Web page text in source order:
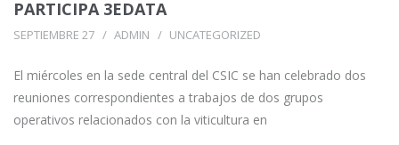
PARTICIPA 3EDATA
SEPTIEMBRE 27 ADMIN UNCATEGORIZED
El miércoles en la sede central del CSIC se han celebrado dos
reuniones correspondientes a trabajos de dos grupos
operativos relacionados con la viticultura en